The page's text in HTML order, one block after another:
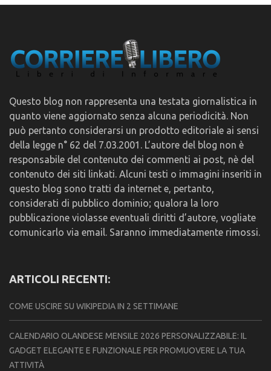
Questo blog non rappresenta una testata giornalistica in
quanto viene aggiornato senza alcuna periodicità. Non
può pertanto considerarsi un prodotto editoriale ai sensi
della legge n° 62 del 7.03.2001. L’autore del blog non è
responsabile del contenuto dei commenti ai post, nè del
contenuto dei siti linkati. Alcuni testi o immagini inseriti in
questo blog sono tratti da internet e, pertanto,
considerati di pubblico dominio; qualora la loro
pubblicazione violasse eventuali diritti d’autore, vogliate
comunicarlo via email. Saranno immediatamente rimossi.
ARTICOLI RECENTI:
COME USCIRE SU WIKIPEDIA IN 2 SETTIMANE
CALENDARIO OLANDESE MENSILE 2026 PERSONALIZZABILE: IL
GADGET ELEGANTE E FUNZIONALE PER PROMUOVERE LA TUA
ATTIVITÀ